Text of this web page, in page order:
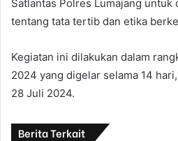
Satlantas Polres Lumajang untuk
tentang tata tertib dan etika
Kegiatan ini dilakukan dalam
2024 yang digelar selama 14
28 Juli 2024.
Berita Terkait